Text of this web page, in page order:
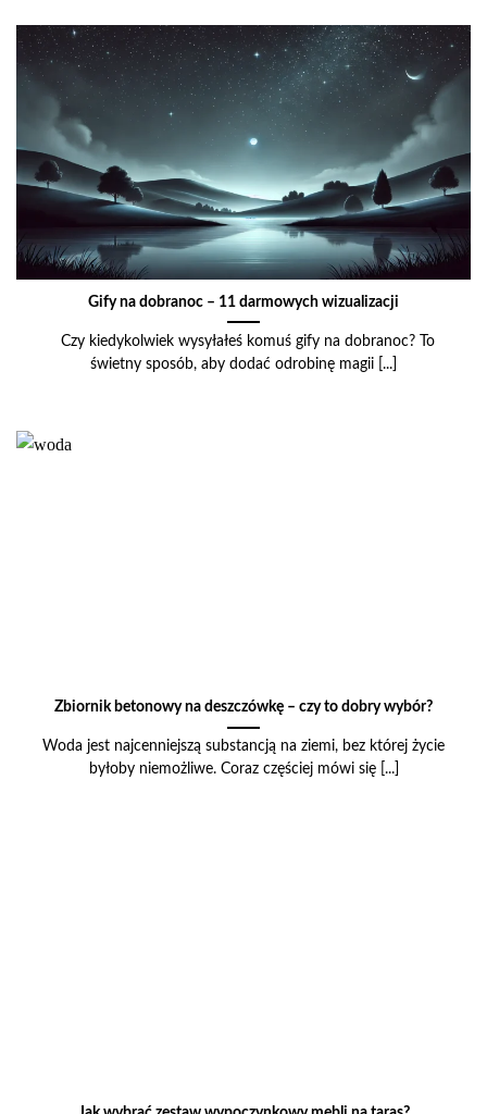
Gify na dobranoc – 11 darmowych wizualizacji
Czy kiedykolwiek wysyłałeś komuś gify na dobranoc? To
świetny sposób, aby dodać odrobinę magii [...]
Zbiornik betonowy na deszczówkę – czy to dobry wybór?
Woda jest najcenniejszą substancją na ziemi, bez której życie
byłoby niemożliwe. Coraz częściej mówi się [...]